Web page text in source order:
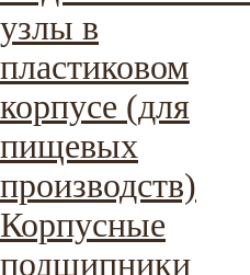
узлы в
пластиковом
корпусе (для
пищевых
производств)
Корпусные
подшипники